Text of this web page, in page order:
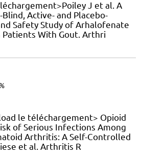
J et al. A
Active- and Placebo-
Safety Study of Arhalofenate
Patients With Gout. Arthri
le téléchargement> Opioid
of Serious Infections Among
Arthritis: A Self-Controlled
et al. Arthritis R